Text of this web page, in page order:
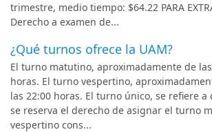
trimestre, medio tiempo: $64.22 PARA
Derecho a examen de...
¿Qué turnos ofrece la UAM?
El turno matutino, aproximadamente de
horas. El turno vespertino,
las 22:00 horas. El turno único, se refiere
se reserva el derecho de asignar el turno
vespertino cons...